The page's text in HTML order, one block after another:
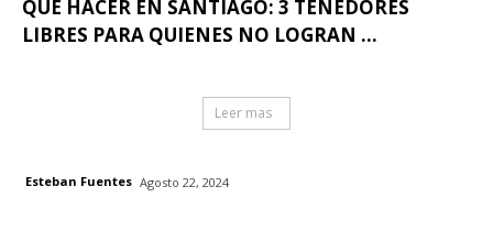
QUÉ HACER EN SANTIAGO: 3 TENEDORES
LIBRES PARA QUIENES NO LOGRAN ...
Leer mas
Esteban Fuentes Agosto 22, 2024